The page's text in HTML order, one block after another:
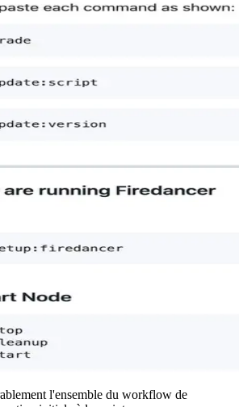
l'ensemble du workflow de